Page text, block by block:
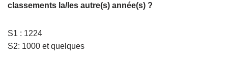
classements la/les autre(s) année(s) ?
S1 : 1224
S2: 1000 et quelques